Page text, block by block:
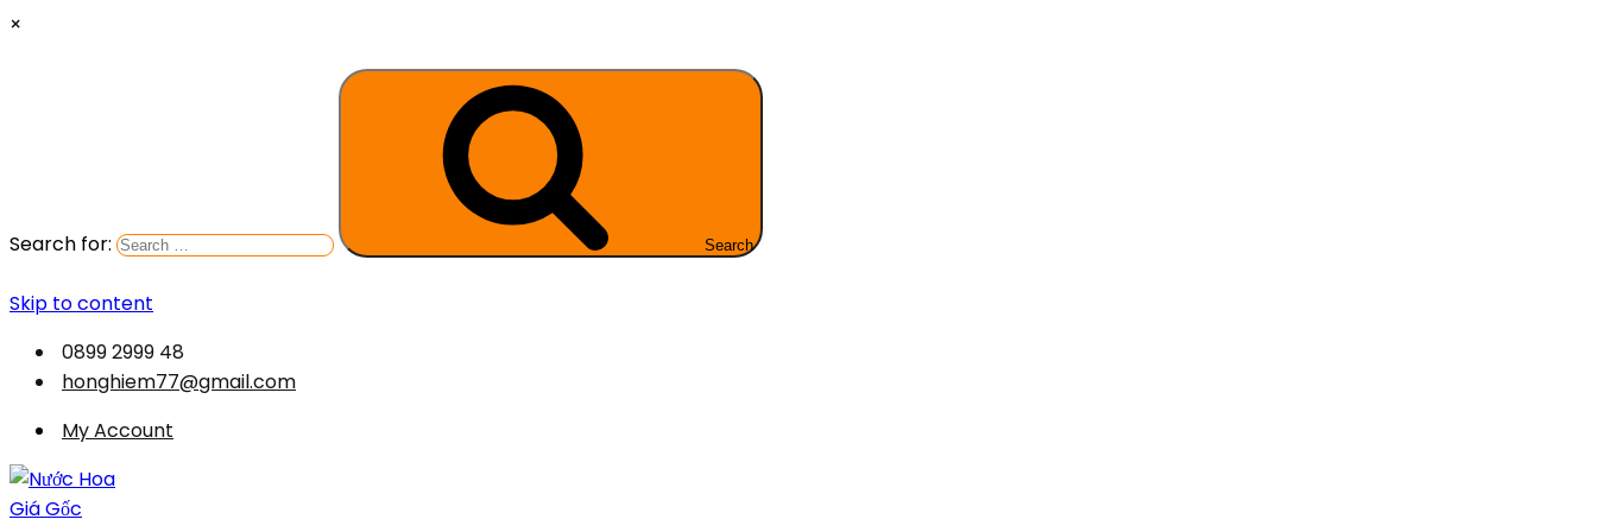
×
Search for: Search
Skip to content
0899 2999 48
honghiem77@gmail.com
My Account